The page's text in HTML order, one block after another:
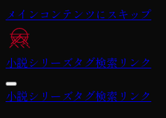
メインコンテンツにスキップ
小説シリーズタグ検索 リンク
小説シリーズタグ検索 リンク